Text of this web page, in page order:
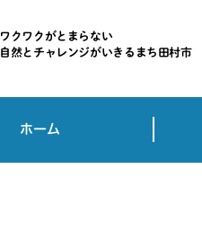
ワクワクがとまらない
自然とチャレンジがいきるまち田村市
ホーム